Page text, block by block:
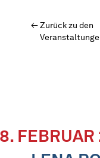
Zurück zu den